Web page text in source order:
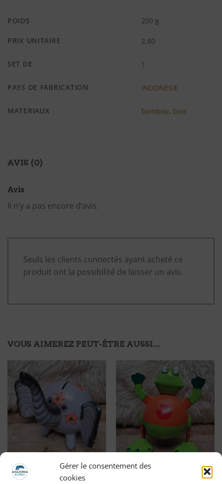
Gérer le consentement des
cookies
POIDS 200 g
PRIX UNITAIRE 2,80
SET DE 1
PAYS DE FABRICATION INDONESIE
MATERIAUX bambou, bois
AVIS (0)
Avis
Il n’y a pas encore d’avis.
Seuls les clients connectés ayant acheté ce
produit ont la possibilité de laisser un avis.
VOUS AIMEREZ PEUT-ÊTRE AUSSI…
Ajouter
à ma
d'envies
Tirelire ÉLÉPHANT
Ajouter
à ma
liste
d'envies